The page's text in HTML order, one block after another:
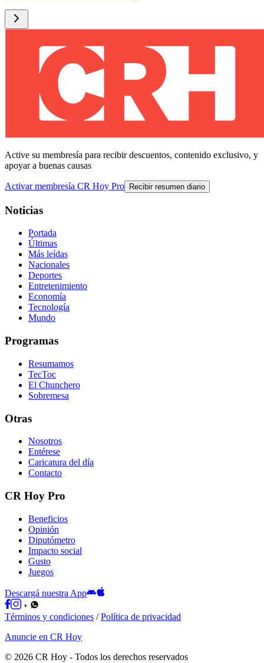
Active su membresía para recibir descuentos, contenido exclusivo, y
apoyar a buenas causas
Activar membresía CR Hoy Pro Recibir resumen diario
Noticias
Portada
Últimas
Más leídas
Nacionales
Deportes
Entretenimiento
Economía
Tecnología
Mundo
Programas
Resumamos
TecToc
El Chunchero
Sobremesa
Otras
Nosotros
Entérese
Caricatura del día
Contacto
CR Hoy Pro
Beneficios
Opinión
Diputómetro
Impacto social
Gusto
Juegos
Descargá nuestra App
Términos y condiciones /Política de privacidad
Anuncie en CR Hoy
© 2026 CR Hoy - Todos los derechos reservados